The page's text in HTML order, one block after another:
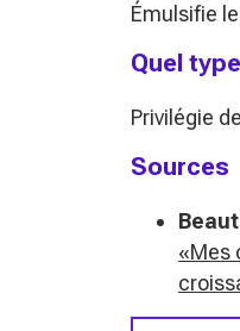
Émulsifie
Quel
Privilégie
Sources
«Mes